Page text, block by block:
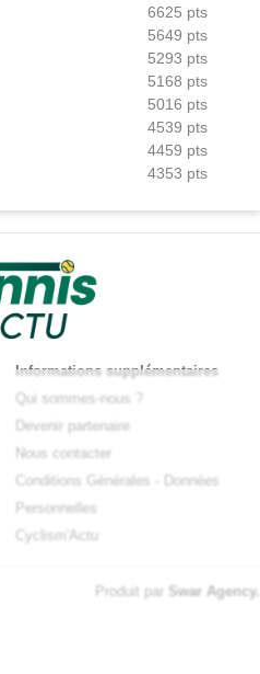
6625 pts
5649 pts
5293 pts
5168 pts
5016 pts
4539 pts
4459 pts
4353 pts
Informations supplémentaires
Qui sommes-nous ?
Devenir partenaire
Nous contacter
Conditions Générales
Données
Personnelles
Cyclism'Actu
Produit par Swar Agency.